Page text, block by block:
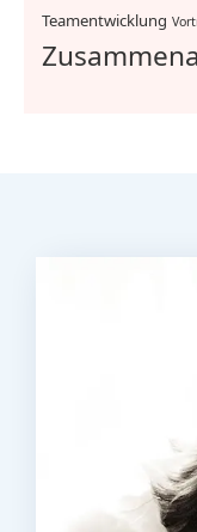
Teamentwicklung